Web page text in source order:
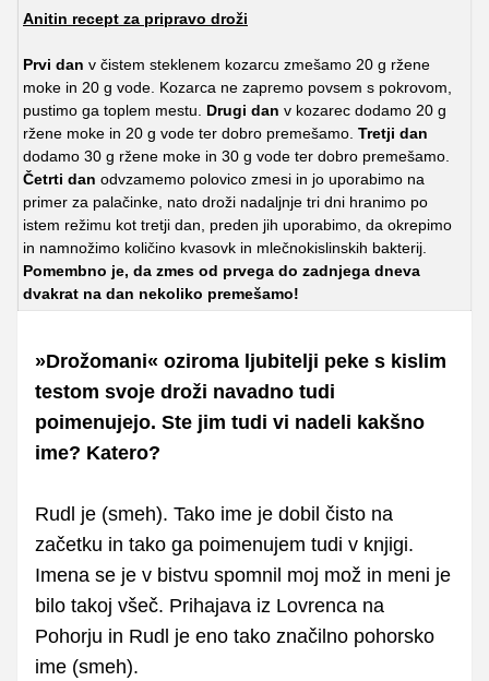
Anitin recept za pripravo droži
Prvi dan v čistem steklenem kozarcu zmešamo 20 g ržene
moke in 20 g vode. Kozarca ne zapremo povsem s pokrovom,
pustimo ga toplem mestu. Drugi dan v kozarec dodamo 20 g
ržene moke in 20 g vode ter dobro premešamo. Tretji dan
dodamo 30 g ržene moke in 30 g vode ter dobro premešamo.
Četrti dan odvzamemo polovico zmesi in jo uporabimo na
primer za palačinke, nato droži nadaljnje tri dni hranimo po
istem režimu kot tretji dan, preden jih uporabimo, da okrepimo
in namnožimo količino kvasovk in mlečnokislinskih bakterij.
Pomembno je, da zmes od prvega do zadnjega dneva
dvakrat na dan nekoliko premešamo!
»Drožomani« oziroma ljubitelji peke s kislim
testom svoje droži navadno tudi
poimenujejo. Ste jim tudi vi nadeli kakšno
ime? Katero?
Rudl je (smeh). Tako ime je dobil čisto na
začetku in tako ga poimenujem tudi v knjigi.
Imena se je v bistvu spomnil moj mož in meni je
bilo takoj všeč. Prihajava iz Lovrenca na
Pohorju in Rudl je eno tako značilno pohorsko
ime (smeh).